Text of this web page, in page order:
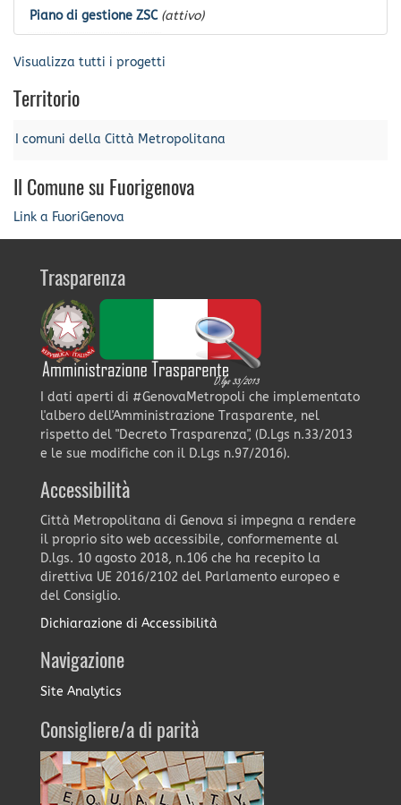
Piano di gestione ZSC (attivo)
Visualizza tutti i progetti
Territorio
I comuni della Città Metropolitana
Il Comune su Fuorigenova
Link a FuoriGenova
Trasparenza
I dati aperti di #GenovaMetropoli che implementato
l'albero dell'Amministrazione Trasparente, nel
rispetto del "Decreto Trasparenza", (D.Lgs n.33/2013
e le sue modifiche con il D.Lgs n.97/2016).
Accessibilità
Città Metropolitana di Genova si impegna a rendere
il proprio sito web accessibile, conformemente al
D.lgs. 10 agosto 2018, n.106 che ha recepito la
direttiva UE 2016/2102 del Parlamento europeo e
del Consiglio.
Dichiarazione di Accessibilità
Navigazione
Site Analytics
Consigliere/a di parità